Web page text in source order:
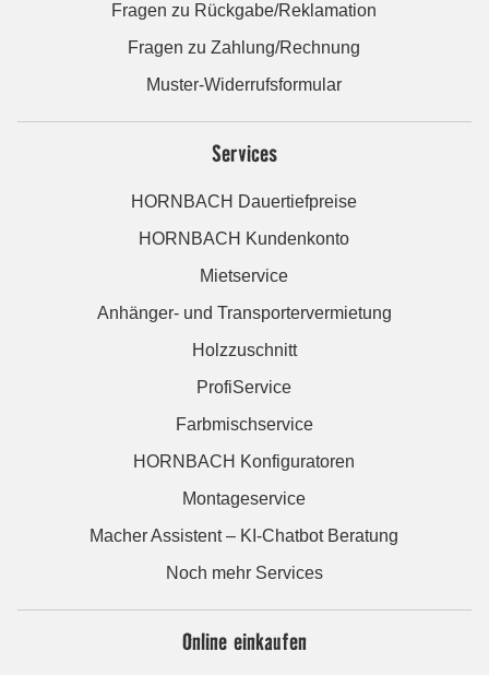
Fragen zu Rückgabe/Reklamation
Fragen zu Zahlung/Rechnung
Muster-Widerrufsformular
Services
HORNBACH Dauertiefpreise
HORNBACH Kundenkonto
Mietservice
Anhänger- und Transportervermietung
Holzzuschnitt
ProfiService
Farbmischservice
HORNBACH Konfiguratoren
Montageservice
Macher Assistent – KI-Chatbot Beratung
Noch mehr Services
Online einkaufen